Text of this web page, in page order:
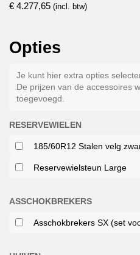
€ 4.277,65 (incl. btw)
Opties
Je kunt hier extra opties
De prijzen van de accessoires
toegevoegd.
RESERVEWIELEN
185/60R12 Stalen velg
Reservewielsteun Large
ASSCHOKBREKERS
Asschokbrekers SX (set